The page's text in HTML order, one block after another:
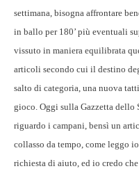
settimana, bisogna affrontare
in ballo per 180’ più eventuali
vissuto in maniera equilibrata
articoli secondo cui il destino
salto di categoria, una nuova
gioco. Oggi sulla Gazzetta dello
riguardo i campani, bensì un
collasso da tempo, come leggo
richiesta di aiuto, ed io credo